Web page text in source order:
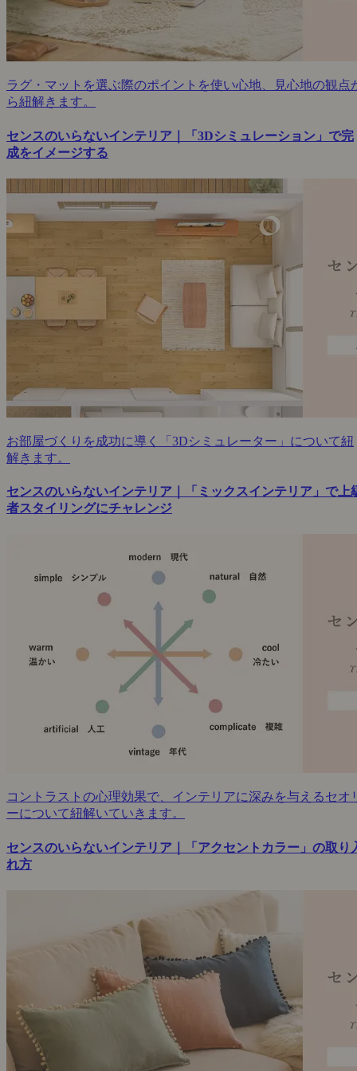
ラグ・マットを選ぶ際のポイントを使い心地、見心地の観点
ら紐解きます。
センスのいらないインテリア｜「3Dシミュレーション」で完
成をイメージする
お部屋づくりを成功に導く「3Dシミュレーター」について紐
解きます。
センスのいらないインテリア｜「ミックスインテリア」で上
者スタイリングにチャレンジ
コントラストの心理効果で、インテリアに深みを与えるセオ
ーについて紐解いていきます。
センスのいらないインテリア｜「アクセントカラー」の取り
れ方